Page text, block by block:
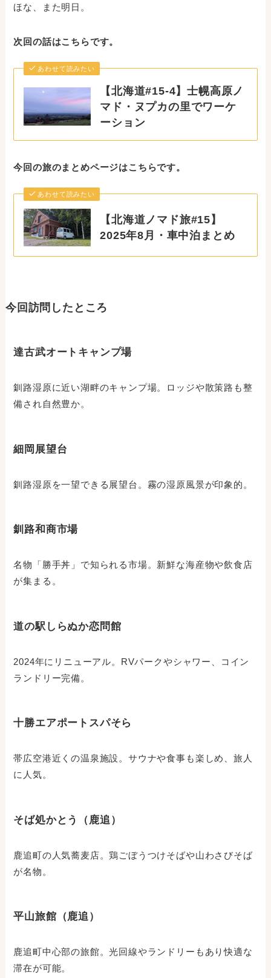
ほな、また明日。
次回の話はこちらです。
あわせて読みたい
【北海道#15-4】士幌高原ノ
マド・ヌプカの里でワーケ
ーション
今回の旅のまとめページはこちらです。
あわせて読みたい
【北海道ノマド旅#15】
2025年8月・車中泊まとめ
今回訪問したところ
達古武オートキャンプ場
釧路湿原に近い湖畔のキャンプ場。ロッジや散策路も整
備され自然豊か。
細岡展望台
釧路湿原を一望できる展望台。霧の湿原風景が印象的。
釧路和商市場
名物「勝手丼」で知られる市場。新鮮な海産物や飲食店
が集まる。
道の駅しらぬか恋問館
2024年にリニューアル。RVパークやシャワー、コイン
ランドリー完備。
十勝エアポートスパそら
帯広空港近くの温泉施設。サウナや食事も楽しめ、旅人
に人気。
そば処かとう（鹿追）
鹿追町の人気蕎麦店。鶏ごぼうつけそばや山わさびそば
が名物。
平山旅館（鹿追）
鹿追町中心部の旅館。光回線やランドリーもあり快適な
滞在が可能。